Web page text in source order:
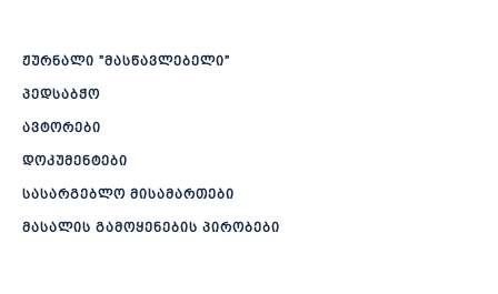
ჟურნალი ”მასწავლებელი”
პედსაბჭო
ავტორები
დოკუმენტები
სასარგებლო მისამართები
მასალის გამოყენების პირობები